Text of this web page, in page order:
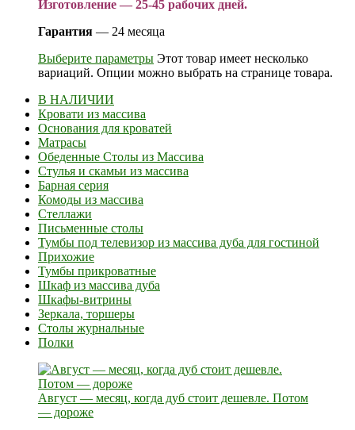
Изготовление — 25-45 рабочих дней.
Гарантия — 24 месяца
Выберите параметры Этот товар имеет несколько
вариаций. Опции можно выбрать на странице товара.
В НАЛИЧИИ
Кровати из массива
Основания для кроватей
Матрасы
Обеденные Столы из Массива
Стулья и скамьи из массива
Барная серия
Комоды из массива
Стеллажи
Письменные столы
Тумбы под телевизор из массива дуба для гостиной
Прихожие
Тумбы прикроватные
Шкаф из массива дуба
Шкафы-витрины
Зеркала, торшеры
Столы журнальные
Полки
Август — месяц, когда дуб стоит дешевле. Потом
— дороже